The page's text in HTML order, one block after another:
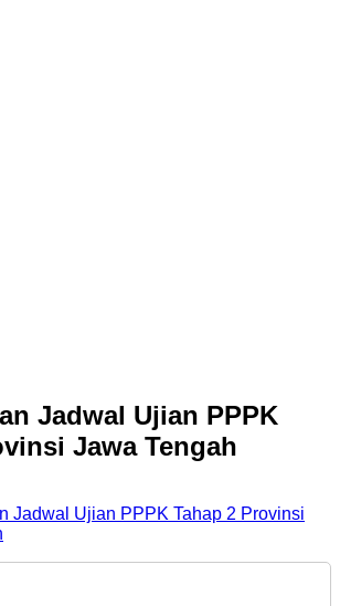
Jadwal Ujian PPPK
Jawa Tengah
Jadwal Ujian PPPK Tahap 2 Provinsi